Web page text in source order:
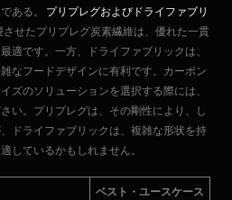
ある。 プリプレグおよびドライファブリ
せたプリプレグ炭素繊維は、優れた一貫
適です。一方、ドライファブリックは、
なフードデザインに有利です。カーボン
ズのソリューションを選択する際には、
い。プリプレグは、その剛性により、し
ドライファブリックは、複雑な形状を持
しているかもしれません。
ベスト・ユースケース